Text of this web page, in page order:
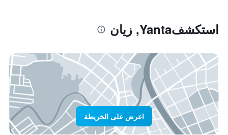
استكشفYanta, زيان
اعرض على الخريطة